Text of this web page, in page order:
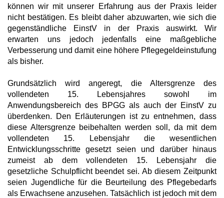
können wir mit unserer Erfahrung aus der Praxis leider
nicht bestätigen. Es bleibt daher abzuwarten, wie sich die
gegenständliche EinstV in der Praxis auswirkt. Wir
erwarten uns jedoch jedenfalls eine maßgebliche
Verbesserung und damit eine höhere Pflegegeldeinstufung
als bisher.
Grundsätzlich wird angeregt, die Altersgrenze des
vollendeten 15. Lebensjahres sowohl im
Anwendungsbereich des BPGG als auch der EinstV zu
überdenken. Den Erläuterungen ist zu entnehmen, dass
diese Altersgrenze beibehalten werden soll, da mit dem
vollendeten 15. Lebensjahr die wesentlichen
Entwicklungsschritte gesetzt seien und darüber hinaus
zumeist ab dem vollendeten 15. Lebensjahr die
gesetzliche Schulpflicht beendet sei. Ab diesem Zeitpunkt
seien Jugendliche für die Beurteilung des Pflegebedarfs
als Erwachsene anzusehen. Tatsächlich ist jedoch mit dem